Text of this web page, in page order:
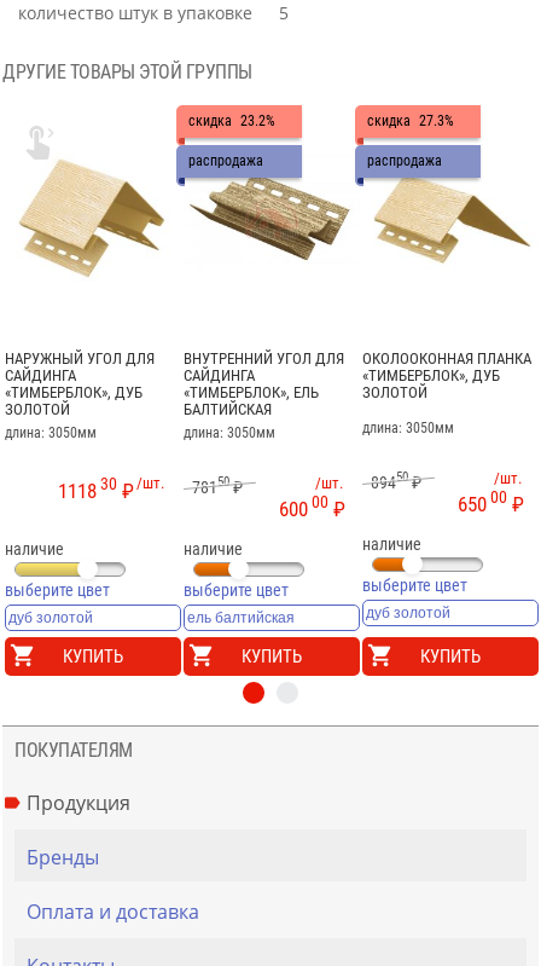
количество штук в упаковке
5
ДРУГИЕ ТОВАРЫ ЭТОЙ ГРУППЫ
НАРУЖНЫЙ УГОЛ ДЛЯ
САЙДИНГА
«ТИМБЕРБЛОК», ДУБ
ЗОЛОТОЙ
длина: 3050мм
/шт.
111830 ₽
наличие
выберите цвет
КУПИТЬ
скидка 23.2%
распродажа
ВНУТРЕННИЙ УГОЛ ДЛЯ
САЙДИНГА
«ТИМБЕРБЛОК», ЕЛЬ
БАЛТИЙСКАЯ
длина: 3050мм
78150₽ /шт.
60000 ₽
наличие
выберите цвет
КУПИТЬ
скидка 27.3%
распродажа
ОКОЛООКОННАЯ ПЛАНКА
«ТИМБЕРБЛОК», ДУБ
ЗОЛОТОЙ
длина: 3050мм
89450₽ /шт.
65000 ₽
наличие
выберите цвет
КУПИТЬ

ПОКУПАТЕЛЯМ
Продукция
Бренды
Оплата и доставка